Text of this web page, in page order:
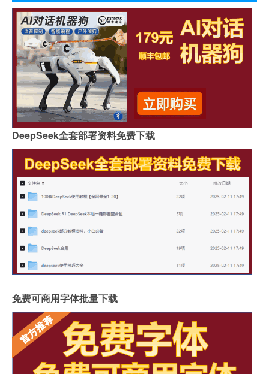
DeepSeek全套部署资料免费下载
免费可商用字体批量下载